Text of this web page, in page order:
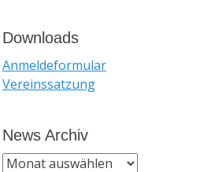
Downloads
Anmeldeformular
Vereinssatzung
News Archiv
News